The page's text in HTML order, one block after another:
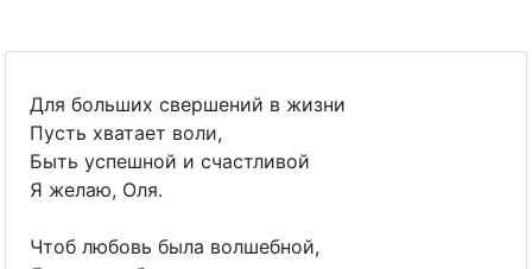
Для больших свершений в жизни
Пусть хватает воли,
Быть успешной и счастливой
Я желаю, Оля.
Чтоб любовь была волшебной,